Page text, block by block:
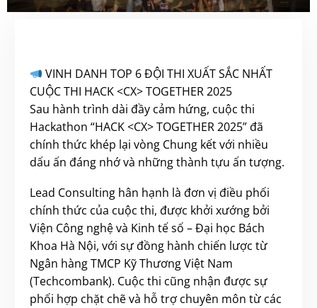
VINH DANH TOP 6 ĐỘI THI XUẤT SẮC NHẤT
CUỘC THI HACK <CX> TOGETHER 2025
Sau hành trình dài đầy cảm hứng, cuộc thi
Hackathon “HACK <CX> TOGETHER 2025” đã
chính thức khép lại vòng Chung kết với nhiều
dấu ấn đáng nhớ và những thành tựu ấn tượng.
Lead Consulting hân hạnh là đơn vị điều phối
chính thức của cuộc thi, được khởi xướng bởi
Viện Công nghệ và Kinh tế số – Đại học Bách
Khoa Hà Nội, với sự đồng hành chiến lược từ
Ngân hàng TMCP Kỹ Thương Việt Nam
(Techcombank). Cuộc thi cũng nhận được sự
phối hợp chặt chẽ và hỗ trợ chuyên môn từ các